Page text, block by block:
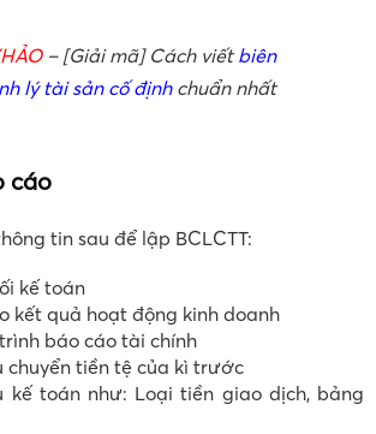
– [Giải mã] Cách viết biên
lý tài sản cố địnhchuẩn nhất
cáo
tin sau để lập BCLCTT:
kế toán
kết quả hoạt động kinh doanh
báo cáo tài chính
chuyển tiền tệ của kì trước
kế toán như: Loại tiền giao dịch, bảng